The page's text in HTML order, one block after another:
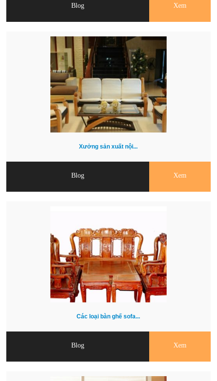
Blog Xem
Xưởng sản xuất nội...
Blog Xem
Các loại bàn ghế sofa...
Blog Xem